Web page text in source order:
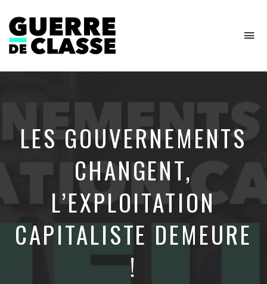
de
LES GOUVERNEMENTS
CHANGENT,
L’EXPLOITATION
CAPITALISTE DEMEURE
!